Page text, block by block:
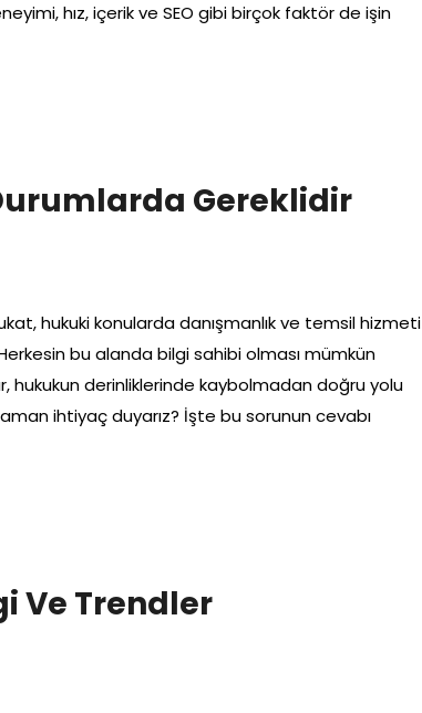
hız, içerik ve SEO gibi birçok faktör de işin
Gereklidir
hukuki konularda danışmanlık ve temsil hizmeti
bu alanda bilgi sahibi olması mümkün
hukukun derinliklerinde kaybolmadan doğru yolu
ihtiyaç duyarız? İşte bu sorunun cevabı
Ve Trendler